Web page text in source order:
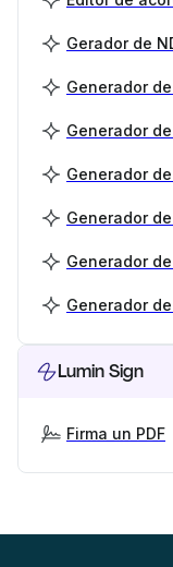
Gerador de
Generador
Generador
Generador
Generador
Generador
Generador
Lumin Sign
Firma un PDF